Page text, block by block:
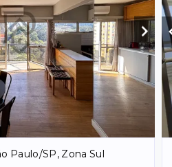
Paulo/SP, Zona Sul